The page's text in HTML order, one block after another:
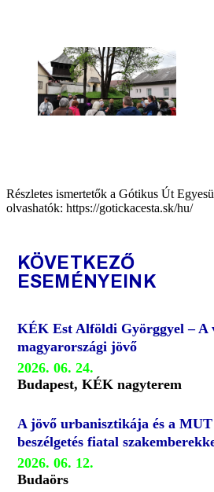
Részletes ismertetők a Gótikus Út
olvashatók: https://gotickacesta.sk/hu/
KÖVETKEZŐ
ESEMÉNYEINK
KÉK Est Alföldi Györggyel – A
magyarországi jövő
2026. 06. 24.
Budapest, KÉK nagyterem
A jövő urbanisztikája és a MUT
beszélgetés fiatal
2026. 06. 12.
Budaörs